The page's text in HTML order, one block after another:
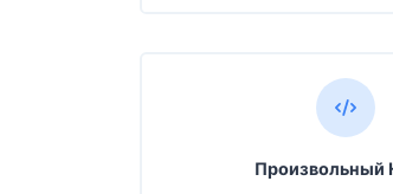
Произвольный